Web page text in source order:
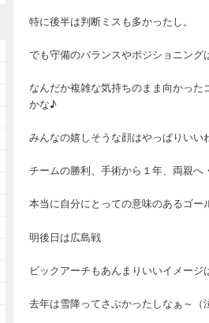
特に後半は判断ミスも多かったし。
でも守備のバランスやポジショニン
なんだか複雑な気持ちのまま向かっ
かな♪
みんなの嬉しそうな顔はやっぱりい
チームの勝利、手術から１年、両親へ
本当に自分にとっての意味のあるゴ
明後日は広島戦
ビックアーチもあんまりいいイメー
去年は雪降ってさぶかったしなぁ～